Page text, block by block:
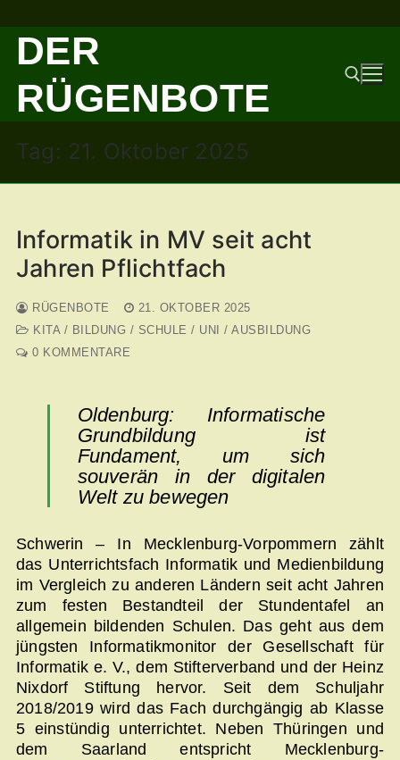
Zum
Inhalt
springen
DER
RÜGENBOTE
Suchen nach:
Tag: 21. Oktober 2025
Informatik in MV seit acht
Jahren Pflichtfach
RÜGENBOTE
21. OKTOBER 2025
KITA / BILDUNG / SCHULE / UNI / AUSBILDUNG
0 KOMMENTARE
Oldenburg: Informatische
Grundbildung ist
Fundament, um sich
souverän in der digitalen
Welt zu bewegen
Schwerin – In Mecklenburg-Vorpommern zählt
das Unterrichtsfach Informatik und Medienbildung
im Vergleich zu anderen Ländern seit acht Jahren
zum festen Bestandteil der Stundentafel an
allgemein bildenden Schulen. Das geht aus dem
jüngsten Informatikmonitor der Gesellschaft für
Informatik e. V., dem Stifterverband und der Heinz
Nixdorf Stiftung hervor. Seit dem Schuljahr
2018/2019 wird das Fach durchgängig ab Klasse
5 einstündig unterrichtet. Neben Thüringen und
dem Saarland entspricht Mecklenburg-